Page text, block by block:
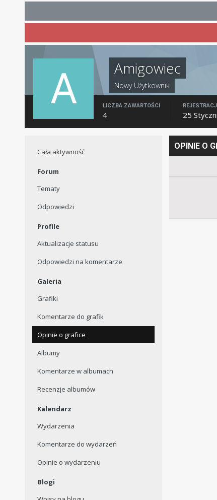
Amigowiec
Nowy Użytkownik
LICZBA ZAWARTOŚCI
4 25
Cała aktywność
Forum
Tematy
Odpowiedzi
Profile
Aktualizacje statusu
Odpowiedzi na komentarze
Galeria
Grafiki
Komentarze do grafik
Opinie o grafice
Albumy
Komentarze w albumach
Recenzje albumów
Kalendarz
Wydarzenia
Komentarze do wydarzeń
Opinie o wydarzeniu
Blogi
OPINIE O